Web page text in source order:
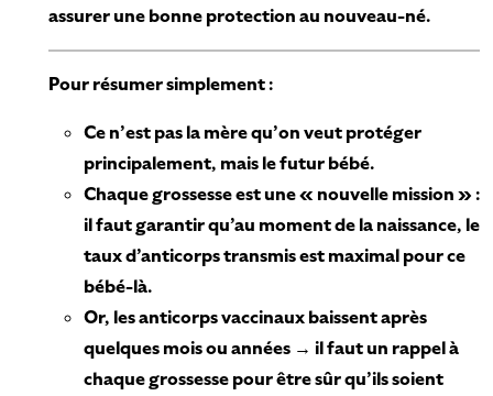
assurer une bonne protection au nouveau-né.
Pour résumer simplement :
Ce n’est pas la mère qu’on veut protéger
principalement, mais le futur bébé.
Chaque grossesse est une « nouvelle mission » :
il faut garantir qu’au moment de la naissance, le
taux d’anticorps transmis est maximal pour ce
bébé-là.
Or, les anticorps vaccinaux baissent après
quelques mois ou années → il faut un rappel à
chaque grossesse pour être sûr qu’ils soient